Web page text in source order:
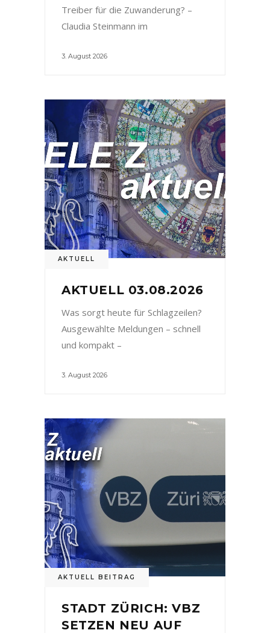
Treiber für die Zuwanderung? –
Claudia Steinmann im
3. August 2026
AKTUELL
AKTUELL 03.08.2026
Was sorgt heute für Schlagzeilen?
Ausgewählte Meldungen – schnell
und kompakt –
3. August 2026
AKTUELL BEITRAG
STADT ZÜRICH: VBZ
SETZEN NEU AUF